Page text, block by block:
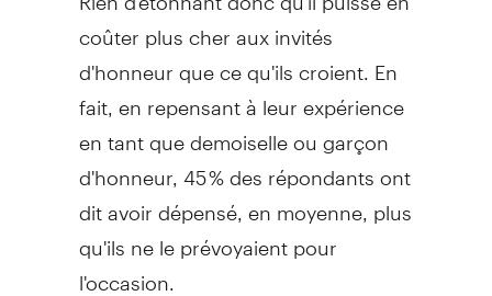
coûter plus cher aux invités
d'honneur que ce qu'ils croient. En
fait, en repensant à leur expérience
en tant que demoiselle ou garçon
d'honneur, 45 % des répondants ont
dit avoir dépensé, en moyenne, plus
qu'ils ne le prévoyaient pour
l'occasion.